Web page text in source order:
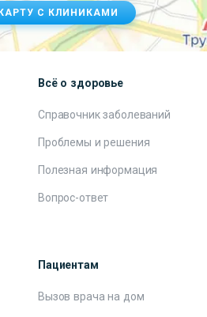
С КЛИНИКАМИ
Всё о здоровье
Справочник заболеваний
Проблемы и решения
Полезная информация
Вопрос-ответ
Пациентам
Вызов врача на дом